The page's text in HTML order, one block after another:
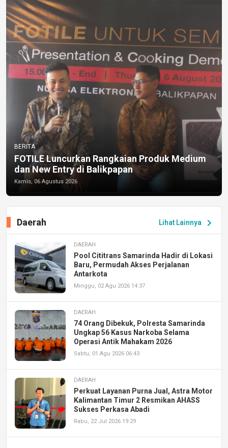
BERITA
FOTILE Luncurkan Rangkaian Produk Medium
dan New Entry di Balikpapan
Kamis, 06 Agustus 2026
Lihat Lainnya chevron_right
Daerah
DAERAH
Pool Cititrans Samarinda Hadir di Lokasi
Baru, Permudah Akses Perjalanan
Antarkota
Minggu, 02 Agu 2026 14:37
DAERAH
74 Orang Dibekuk, Polresta Samarinda
Ungkap 56 Kasus Narkoba Selama
Operasi Antik Mahakam 2026
Sabtu, 01 Agu 2026 06:43
DAERAH
Perkuat Layanan Purna Jual, Astra Motor
Kalimantan Timur 2 Resmikan AHASS
Sukses Perkasa Abadi
Rabu, 22 Jul 2026 19:29